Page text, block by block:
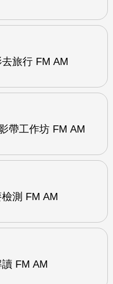
旅行 FM AM
帶工作坊 FM AM
測 FM AM
FM AM